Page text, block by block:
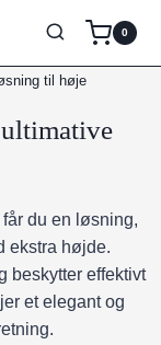
0
til høje
du en løsning,
ekstra højde.
beskytter effektivt
et elegant og